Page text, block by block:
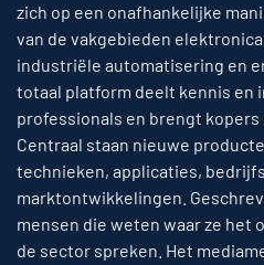
zich op een onafhankelijke
van de vakgebieden
industriële automatisering en
totaal platform deelt kennis en
professionals en brengt kopers
Centraal staan nieuwe
technieken, applicaties,
marktontwikkelingen.
mensen die weten waar ze het
de sector spreken. Het